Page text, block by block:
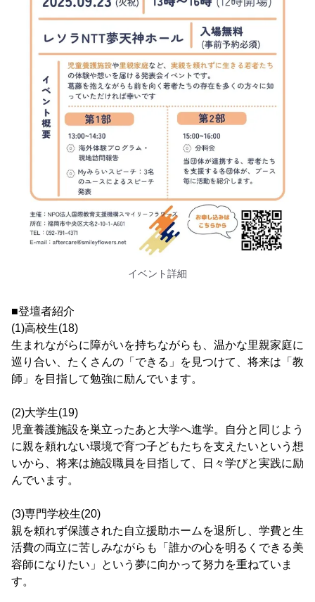
イベント詳細
■登壇者紹介
(1)高校生(18)
生まれながらに障がいを持ちながらも、温かな里親家庭に
巡り合い、たくさんの「できる」を見つけて、将来は「教
師」を目指して勉強に励んでいます。
(2)大学生(19)
児童養護施設を巣立ったあと大学へ進学。自分と同じよう
に親を頼れない環境で育つ子どもたちを支えたいという想
いから、将来は施設職員を目指して、日々学びと実践に励
んでいます。
(3)専門学校生(20)
親を頼れず保護された自立援助ホームを退所し、学費と生
活費の両立に苦しみながらも「誰かの心を明るくできる美
容師になりたい」という夢に向かって努力を重ねていま
す。